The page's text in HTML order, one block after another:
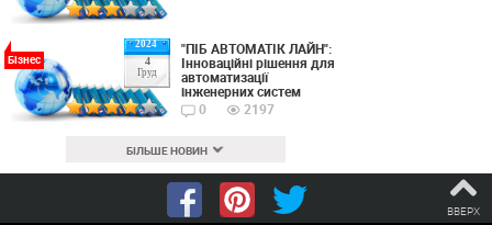
2024
4
Груд
Бізнес
"ПІБ АВТОМАТІК ЛАЙН":
Інноваційні рішення для
автоматизації
інженерних систем
0
2197
БІЛЬШЕ НОВИН
ВВЕРХ